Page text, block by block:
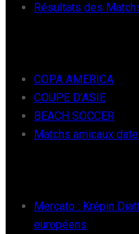
Résultats des
COPA AMERICA
COUPE D’ASIE
BEACH SOCCER
Matchs amicaux
Mercato : Krépin
européens